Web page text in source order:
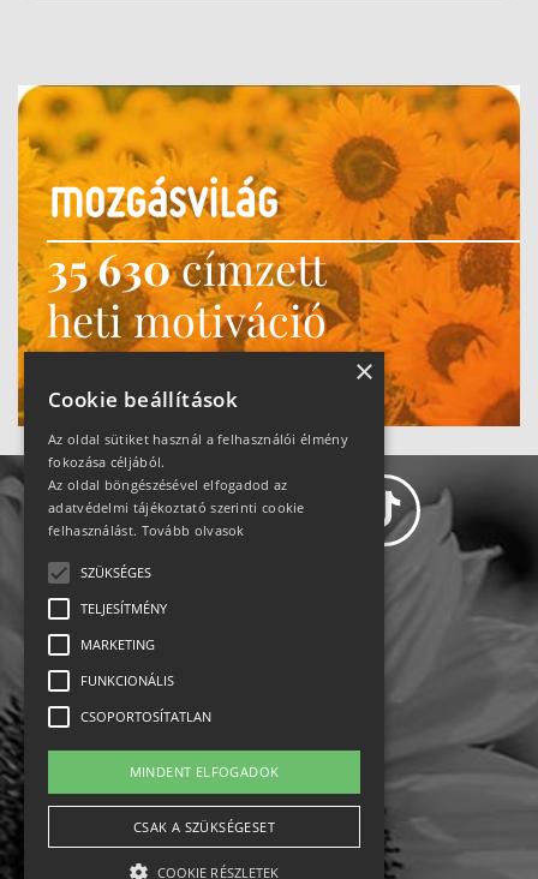
35 630címzett
heti motiváció
Ne maradj le!
Impresszum-kapcsolat
Jogi nyilatkozat
Rólunk
×
Cookie beállítások
Az oldal sütiket használ a felhasználói élmény
fokozása céljából.
Az oldal böngészésével elfogadod az
adatvédelmi tájékoztató szerinti cookie
felhasználást. Tovább olvasok
SZÜKSÉGES
TELJESÍTMÉNY
MARKETING
FUNKCIONÁLIS
CSOPORTOSÍTATLAN
MINDENT ELFOGADOK
CSAK A SZÜKSÉGESET
COOKIE RÉSZLETEK